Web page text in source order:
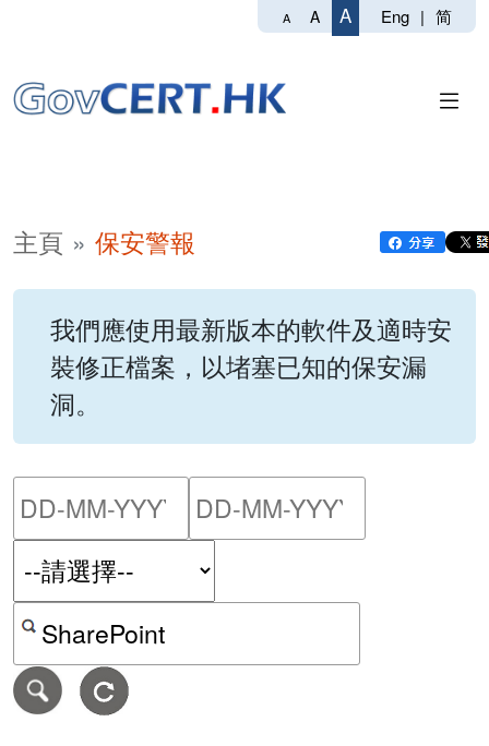
A A A Eng | 简
主頁 保安警報
我們應使用最新版本的軟件及適時安
裝修正檔案，以堵塞已知的保安漏
洞。
請輸入搜尋日期範圍的開
按關鍵字或 CVE ID 搜尋保安警報